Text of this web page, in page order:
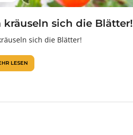
kräuseln sich die Blätter!
sich die Blätter!
LESEN